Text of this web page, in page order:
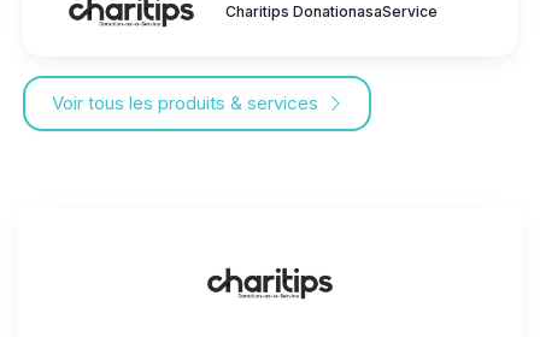
Charitips DonationasaService
Voir tous les produits & services